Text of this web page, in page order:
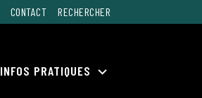
CONTACT RECHERCHER
INFOS PRATIQUES